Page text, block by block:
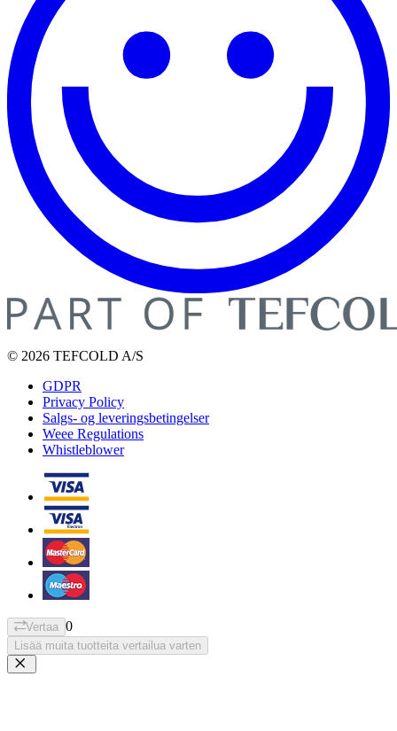
© 2026 TEFCOLD A/S
GDPR
Privacy Policy
Salgs- og leveringsbetingelser
Weee Regulations
Whistleblower
Vertaa 0
Lisää muita tuotteita vertailua varten